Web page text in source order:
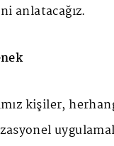
anlatacağız.
kişiler,